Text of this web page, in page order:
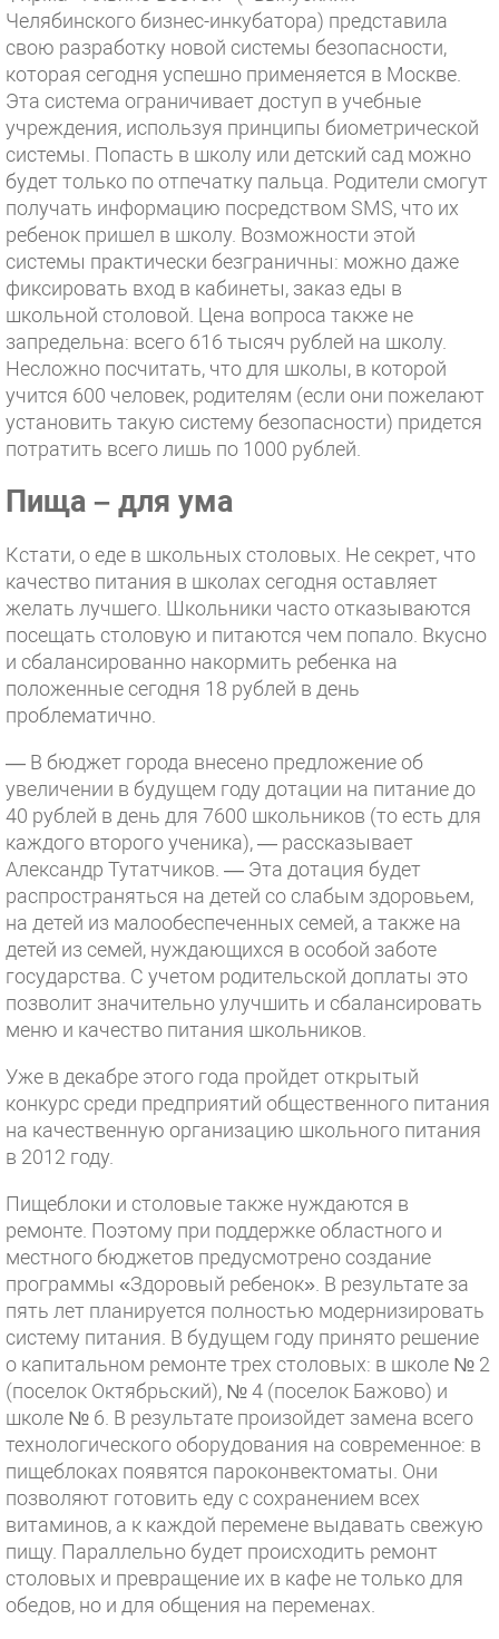
Челябинского бизнес-инкубатора) представила
свою разработку новой системы безопасности,
которая сегодня успешно применяется в Москве.
Эта система ограничивает доступ в учебные
учреждения, используя принципы биометрической
системы. Попасть в школу или детский сад можно
будет только по отпечатку пальца. Родители смогут
получать информацию посредством SMS, что их
ребенок пришел в школу. Возможности этой
системы практически безграничны: можно даже
фиксировать вход в кабинеты, заказ еды в
школьной столовой. Цена вопроса также не
запредельна: всего 616 тысяч рублей на школу.
Несложно посчитать, что для школы, в которой
учится 600 человек, родителям (если они пожелают
установить такую систему безопасности) придется
потратить всего лишь по 1000 рублей.
Пища – для ума
Кстати, о еде в школьных столовых. Не секрет, что
качество питания в школах сегодня оставляет
желать лучшего. Школьники часто отказываются
посещать столовую и питаются чем попало. Вкусно
и сбалансированно накормить ребенка на
положенные сегодня 18 рублей в день
проблематично.
— В бюджет города внесено предложение об
увеличении в будущем году дотации на питание до
40 рублей в день для 7600 школьников (то есть для
каждого второго ученика), — рассказывает
Александр Тутатчиков. — Эта дотация будет
распространяться на детей со слабым здоровьем,
на детей из малообеспеченных семей, а также на
детей из семей, нуждающихся в особой заботе
государства. С учетом родительской доплаты это
позволит значительно улучшить и сбалансировать
меню и качество питания школьников.
Уже в декабре этого года пройдет открытый
конкурс среди предприятий общественного питания
на качественную организацию школьного питания
в 2012 году.
Пищеблоки и столовые также нуждаются в
ремонте. Поэтому при поддержке областного и
местного бюджетов предусмотрено создание
программы «Здоровый ребенок». В результате за
пять лет планируется полностью модернизировать
систему питания. В будущем году принято решение
о капитальном ремонте трех столовых: в школе № 2
(поселок Октябрьский), № 4 (поселок Бажово) и
школе № 6. В результате произойдет замена всего
технологического оборудования на современное: в
пищеблоках появятся пароконвектоматы. Они
позволяют готовить еду с сохранением всех
витаминов, а к каждой перемене выдавать свежую
пищу. Параллельно будет происходить ремонт
столовых и превращение их в кафе не только для
обедов, но и для общения на переменах.